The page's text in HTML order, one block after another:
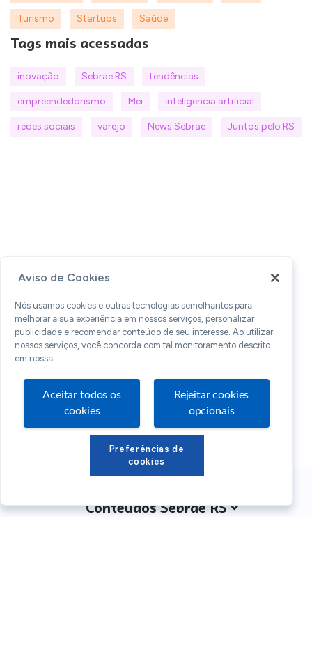
Turismo Startups Saúde
Tags mais acessadas
inovação Sebrae RS tendências
empreendedorismo Mei inteligencia artificial
redes sociais varejo News Sebrae Juntos pelo RS
Conteúdos Sebrae RS
Aviso de Cookies
Nós usamos cookies e outras tecnologias semelhantes para
melhorar a sua experiência em nossos serviços, personalizar
publicidade e recomendar conteúdo de seu interesse. Ao utilizar
nossos serviços, você concorda com tal monitoramento descrito
em nossa
Aceitar todos os
cookies
Rejeitar cookies
opcionais
Preferências de
cookies